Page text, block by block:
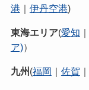
港 ｜ 伊丹空港)
東海エリア(愛知 ｜
ア)）
九州 (福岡 佐賀